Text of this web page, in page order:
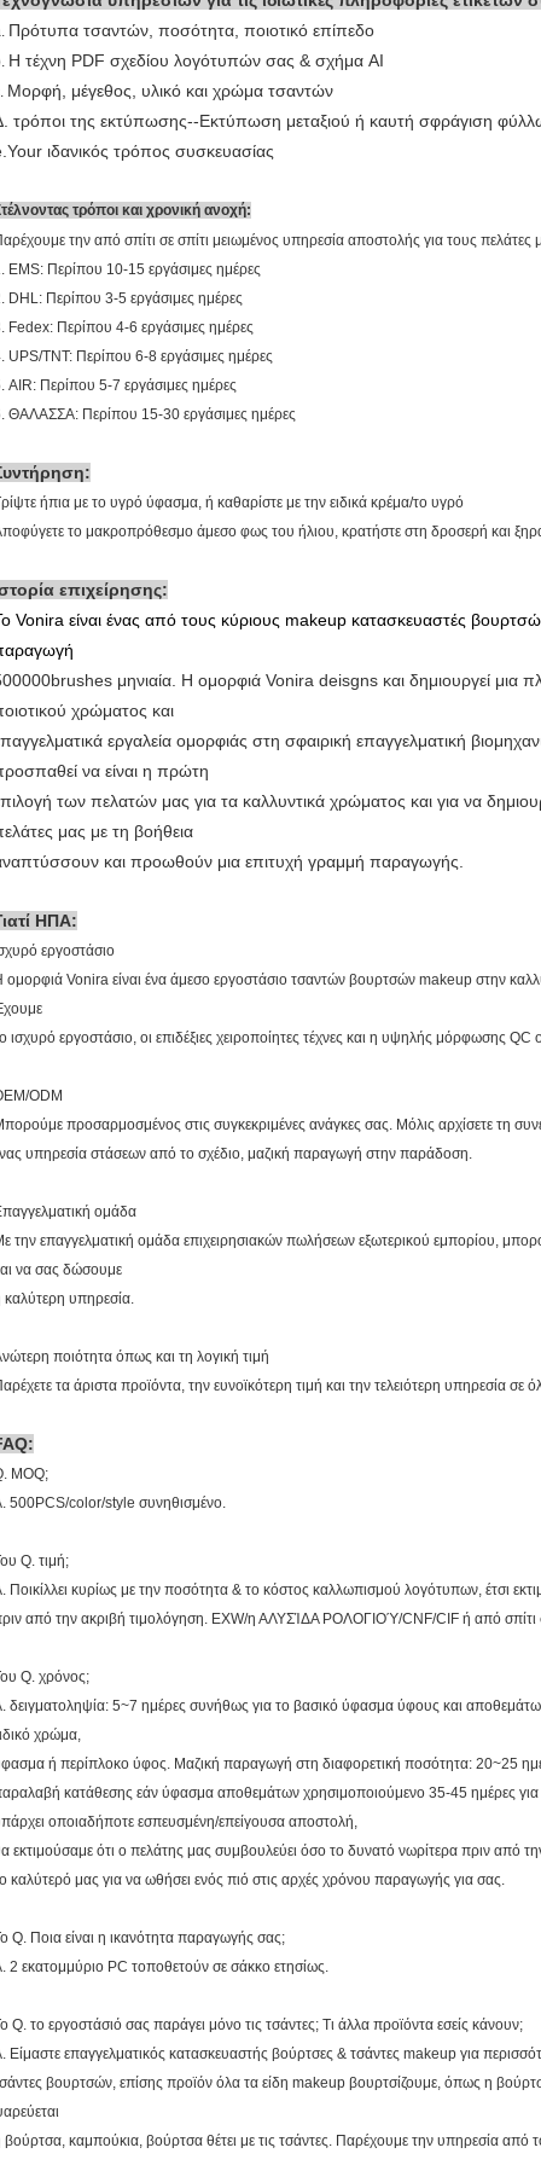
Πρότυπα τσαντών, ποσότητα, ποιοτικό επίπεδο
Η τέχνη PDF σχεδίου λογότυπών σας & σχήμα AI
Μορφή, μέγεθος, υλικό και χρώμα τσαντών
τρόποι της εκτύπωσης--Εκτύπωση μεταξιού ή καυτή σφράγιση
ιδανικός τρόπος συσκευασίας
τρόποι και χρονική ανοχή:
την από σπίτι σε σπίτι μειωμένος υπηρεσία αποστολής για τους πελάτες
EMS: Περίπου 10-15 εργάσιμες ημέρες
DHL: Περίπου 3-5 εργάσιμες ημέρες
Fedex: Περίπου 4-6 εργάσιμες ημέρες
UPS/TNT: Περίπου 6-8 εργάσιμες ημέρες
AIR: Περίπου 5-7 εργάσιμες ημέρες
ΘΑΛΑΣΣΑ: Περίπου 15-30 εργάσιμες ημέρες
ήπια με το υγρό ύφασμα, ή καθαρίστε με την ειδικά κρέμα/το υγρό
το μακροπρόθεσμο άμεσο φως του ήλιου, κρατήστε στη δροσερή και
επιχείρησης:
Vonira είναι ένας από τους κύριους makeup κατασκευαστές
μηνιαία. Η ομορφιά Vonira deisgns και δημιουργεί μια
χρώματος και
εργαλεία ομορφιάς στη σφαιρική επαγγελματική
να είναι η πρώτη
των πελατών μας για τα καλλυντικά χρώματος και για να
μας με τη βοήθεια
και προωθούν μια επιτυχή γραμμή παραγωγής.
ΗΠΑ:
εργοστάσιο
ομορφιά Vonira είναι ένα άμεσο εργοστάσιο τσαντών βουρτσών makeup στην
ισχυρό εργοστάσιο, οι επιδέξιες χειροποίητες τέχνες και η υψηλής μόρφωσης
ODM
προσαρμοσμένος στις συγκεκριμένες ανάγκες σας. Μόλις αρχίσετε τη
υπηρεσία στάσεων από το σχέδιο, μαζική παραγωγή στην παράδοση.
ομάδα
την επαγγελματική ομάδα επιχειρησιακών πωλήσεων εξωτερικού εμπορίου,
να σας δώσουμε
καλύτερη υπηρεσία.
ποιότητα όπως και τη λογική τιμή
τα άριστα προϊόντα, την ευνοϊκότερη τιμή και την τελειότερη υπηρεσία σε
MOQ;
500PCS/color/style συνηθισμένο.
Q. τιμή;
Ποικίλλει κυρίως με την ποσότητα & το κόστος καλλωπισμού λογότυπων, έτσι
από την ακριβή τιμολόγηση. EXW/η ΑΛΥΣΊΔΑ ΡΟΛΟΓΙΟΎ/CNF/CIF ή από σπίτι
Q. χρόνος;
δειγματοληψία: 5~7 ημέρες συνήθως για το βασικό ύφασμα ύφους και
χρώμα,
ή περίπλοκο ύφος. Μαζική παραγωγή στη διαφορετική ποσότητα: 20~25
κατάθεσης εάν ύφασμα αποθεμάτων χρησιμοποιούμενο 35-45 ημέρες
οποιαδήποτε εσπευσμένη/επείγουσα αποστολή,
εκτιμούσαμε ότι ο πελάτης μας συμβουλεύει όσο το δυνατό νωρίτερα πριν από
καλύτερό μας για να ωθήσει ενός πιό στις αρχές χρόνου παραγωγής για σας.
Q. Ποια είναι η ικανότητα παραγωγής σας;
2 εκατομμύριο PC τοποθετούν σε σάκκο ετησίως.
Q. το εργοστάσιό σας παράγει μόνο τις τσάντες; Τι άλλα προϊόντα εσείς κάνουν;
Είμαστε επαγγελματικός κατασκευαστής βούρτσες & τσάντες makeup για
βουρτσών, επίσης προϊόν όλα τα είδη makeup βουρτσίζουμε, όπως η
βούρτσα, καμπούκια, βούρτσα θέτει με τις τσάντες. Παρέχουμε την υπηρεσία από